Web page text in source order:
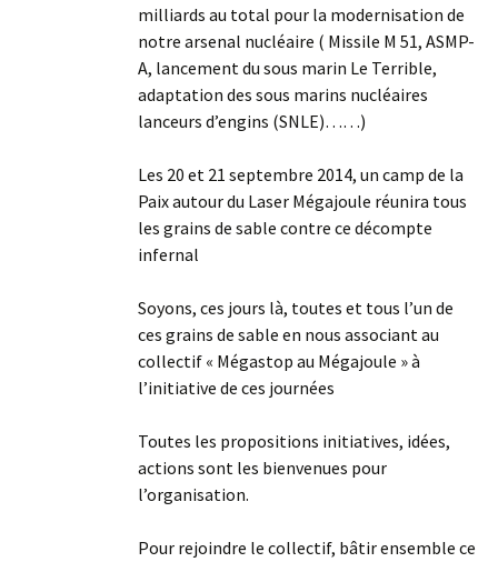
milliards au total pour la modernisation de
notre arsenal nucléaire ( Missile M 51, ASMP-
A, lancement du sous marin Le Terrible,
adaptation des sous marins nucléaires
lanceurs d’engins (SNLE)……)
Les 20 et 21 septembre 2014, un camp de la
Paix autour du Laser Mégajoule réunira tous
les grains de sable contre ce décompte
infernal
Soyons, ces jours là, toutes et tous l’un de
ces grains de sable en nous associant au
collectif « Mégastop au Mégajoule » à
l’initiative de ces journées
Toutes les propositions initiatives, idées,
actions sont les bienvenues pour
l’organisation.
Pour rejoindre le collectif, bâtir ensemble ce